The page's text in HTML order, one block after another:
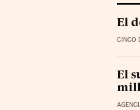
El
CINCO
El